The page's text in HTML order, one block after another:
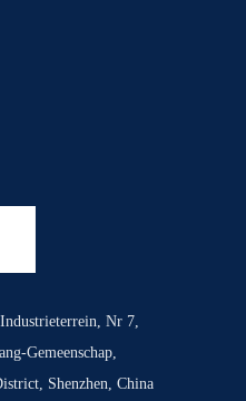
Nr 7,
Gemeenschap,
Shenzhen, China